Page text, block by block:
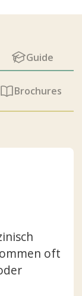
Guide
Brochures
oft